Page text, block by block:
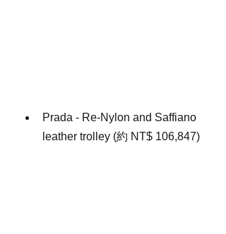
Prada - Re-Nylon and Saffiano
leather trolley (約 NT$ 106,847)